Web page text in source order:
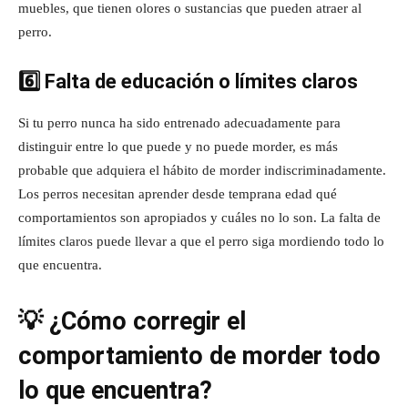
muebles, que tienen olores o sustancias que pueden atraer al
perro.
6️⃣ Falta de educación o límites claros
Si tu perro nunca ha sido entrenado adecuadamente para
distinguir entre lo que puede y no puede morder, es más
probable que adquiera el hábito de morder indiscriminadamente.
Los perros necesitan aprender desde temprana edad qué
comportamientos son apropiados y cuáles no lo son. La falta de
límites claros puede llevar a que el perro siga mordiendo todo lo
que encuentra.
💡 ¿Cómo corregir el
comportamiento de morder todo
lo que encuentra?